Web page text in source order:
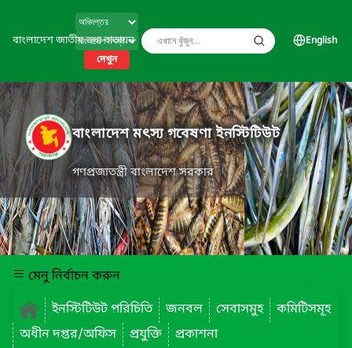
বাংলাদেশ জাতীয় তথ্য বাতায়ন
দেখুন
English
বাংলাদেশ মৎস্য গবেষণা ইনস্টিটিউট
গণপ্রজাতন্ত্রী বাংলাদেশ সরকার
মেনু নির্বাচন করুন
ইনস্টিটিউট পরিচিতি
জনবল সেবাসমুহ
কমিটিসমূহ
অধীন দপ্তর/অফিস
প্রযুক্তি
প্রকাশনা